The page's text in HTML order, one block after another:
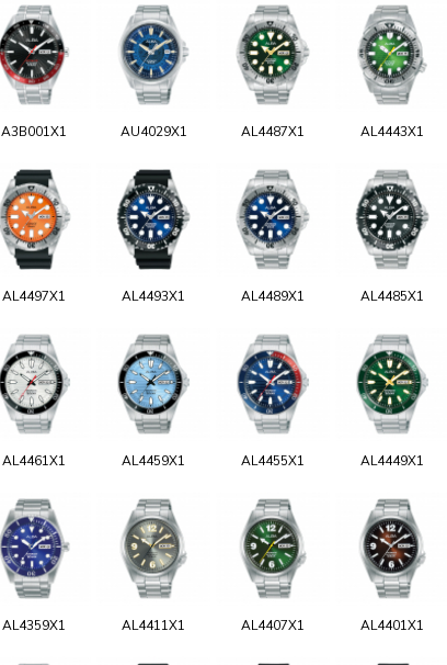
A3B001X1 AU4029X1 AL4487X1 AL4443X1
AL4497X1 AL4493X1 AL4489X1 AL4485X1
AL4461X1 AL4459X1 AL4455X1 AL4449X1
AL4359X1 AL4411X1 AL4407X1 AL4401X1